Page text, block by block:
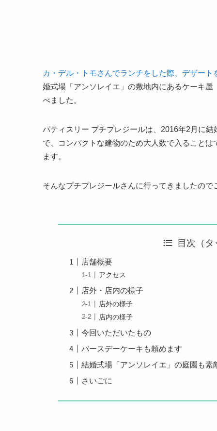
カ・デル・トモさんでランチをした際、デザート
婚式場「アンソレイエ」の敷地内にあるケーキ
べました。
パティスリー プチプレジールは、2016年2月に
で、コンパクトな建物のため大人数で入ること
ます。
そんなプチプレジールさんに行ってきましたので
目次（
店舗概要
アクセス
店外・店内の様子
店外の様子
店内の様子
今回いただいたもの
バースデーケーキも頼めます
結婚式場「アンソレイエ」の庭園も素
さいごに